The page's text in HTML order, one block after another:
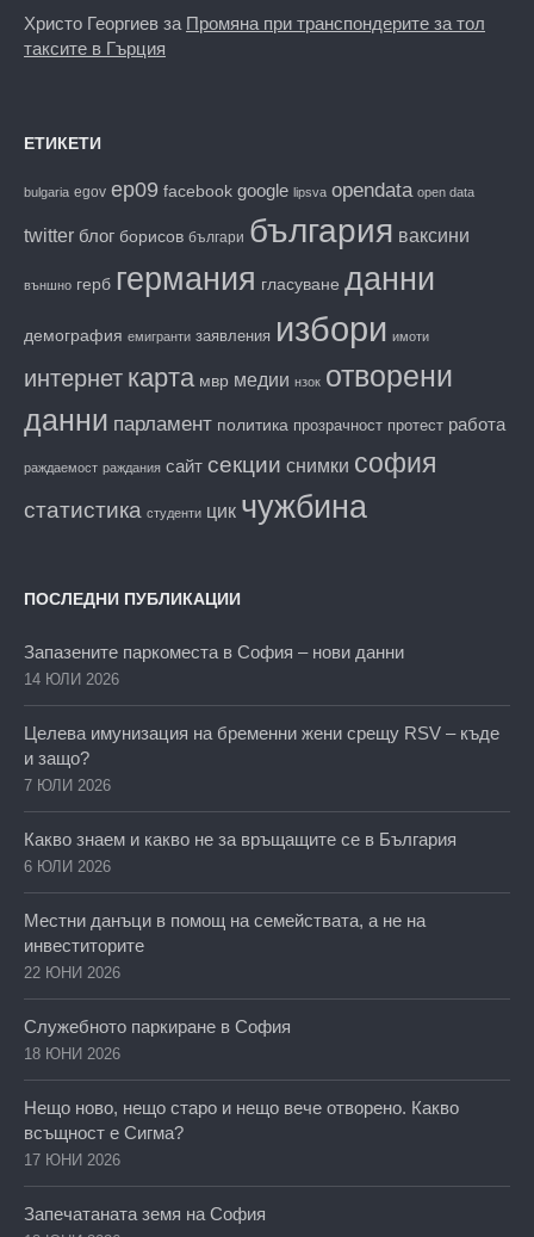
Христо Георгиев за Промяна при транспондерите за тол
таксите в Гърция
ЕТИКЕТИ
bulgaria egov ep09 facebook google lipsva opendata open data
twitter блог борисов българи българия ваксини
външно герб германия гласуване данни
демография емигранти заявления избори имоти
интернет карта мвр медии нзок отворени
данни парламент политика прозрачност протест работа
раждаемост раждания сайт секции снимки софия
статистика студенти цик чужбина
ПОСЛЕДНИ ПУБЛИКАЦИИ
Запазените паркоместа в София – нови данни
14 ЮЛИ 2026
Целева имунизация на бременни жени срещу RSV – къде
и защо?
7 ЮЛИ 2026
Какво знаем и какво не за връщащите се в България
6 ЮЛИ 2026
Местни данъци в помощ на семействата, а не на
инвеститорите
22 ЮНИ 2026
Служебното паркиране в София
18 ЮНИ 2026
Нещо ново, нещо старо и нещо вече отворено. Какво
всъщност е Сигма?
17 ЮНИ 2026
Запечатаната земя на София